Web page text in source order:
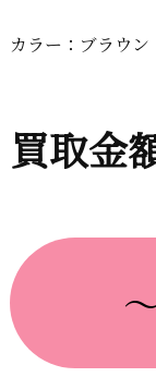
カラー：ブラウン
買取金